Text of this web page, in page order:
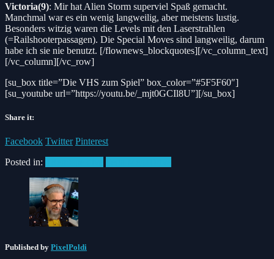
Victoria(9): Mir hat Alien Storm superviel Spaß gemacht.
Manchmal war es ein wenig langweilig, aber meistens lustig.
Besonders witzig waren die Levels mit den Laserstrahlen
(=Railshooterpassagen). Die Special Moves sind langweilig, darum
habe ich sie nie benutzt. [/flownews_blockquotes][/vc_column_text]
[/vc_column][/vc_row]
[su_box title=”Die VHS zum Spiel” box_color=”#5F5F60″]
[su_youtube url=”https://youtu.be/_mjt0GCIl8U”][/su_box]
Share it:
Facebook Twitter Pinterest
Posted in:
Published by PixelPoldi